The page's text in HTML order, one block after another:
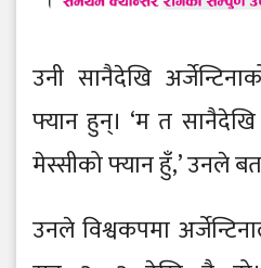
उनी सानैदेखि
फ्यान हुन्। ‘म त सानैदेखि
मेस्सीको फ्यान हुँ,’ उनले
उनले विश्वकपमा